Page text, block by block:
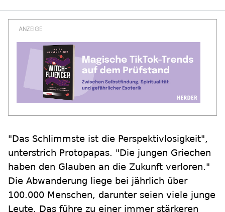
"Das Schlimmste ist die Perspektivlosigkeit",
unterstrich Protopapas. "Die jungen Griechen
haben den Glauben an die Zukunft verloren."
Die Abwanderung liege bei jährlich über
100.000 Menschen, darunter seien viele junge
Leute. Das führe zu einer immer stärkeren